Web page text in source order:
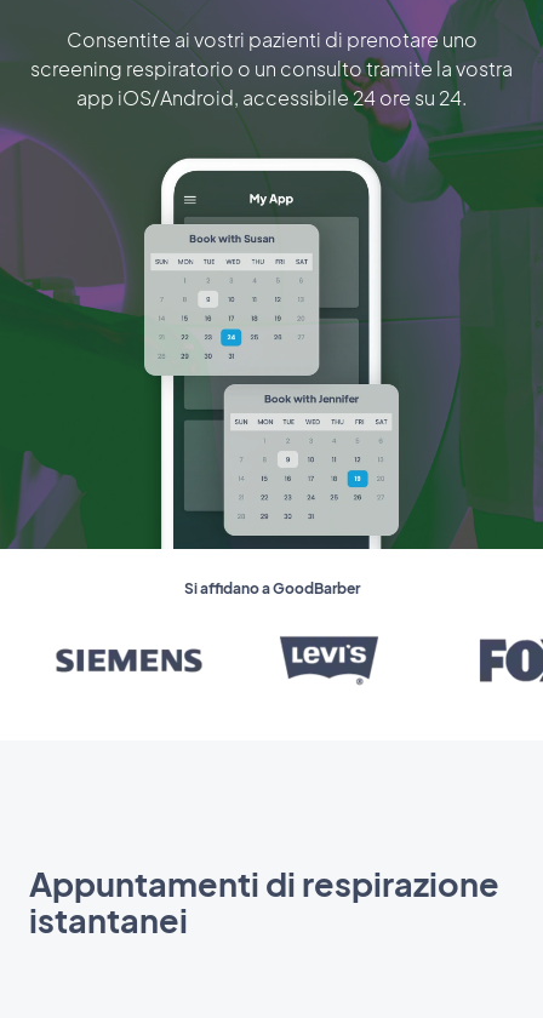
Consentite ai vostri pazienti di prenotare uno
screening respiratorio o un consulto tramite la vostra
app iOS/Android, accessibile 24 ore su 24.
Si affidano a GoodBarber
Appuntamenti di respirazione
istantanei